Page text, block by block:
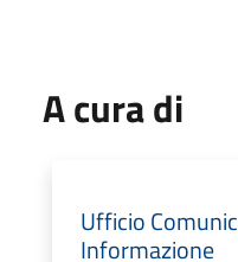
A cura di
Ufficio
Informazione